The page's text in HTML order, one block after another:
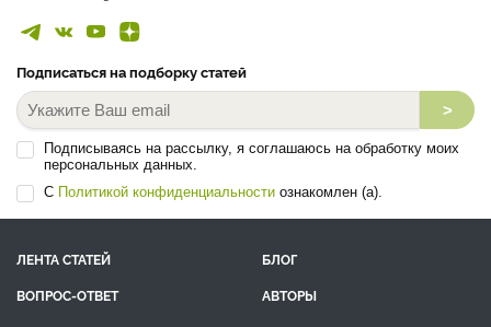
Подписаться на подборку статей
>
Подписываясь на рассылку, я соглашаюсь на обработку моих
персональных данных.
С Политикой конфиденциальности ознакомлен (а).
ЛЕНТА СТАТЕЙ
БЛОГ
ВОПРОС-ОТВЕТ
АВТОРЫ